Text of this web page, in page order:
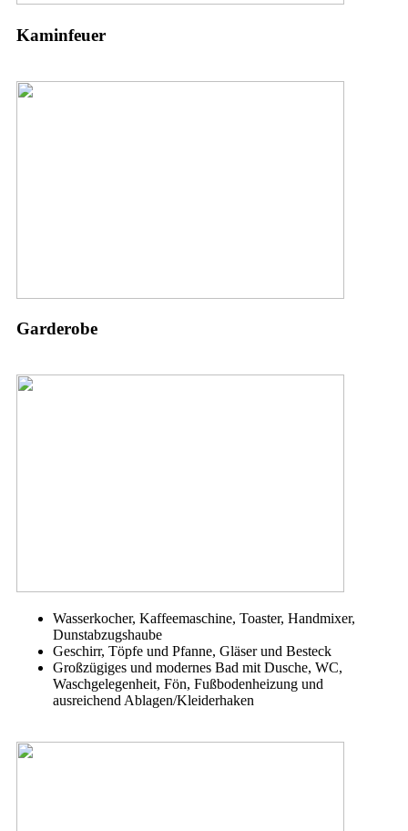
Kaminfeuer
Garderobe
Wasserkocher, Kaffeemaschine, Toaster, Handmixer,
Dunstabzugshaube
Geschirr, Töpfe und Pfanne, Gläser und Besteck
Großzügiges und modernes Bad mit Dusche, WC,
Waschgelegenheit, Fön, Fußbodenheizung und
ausreichend Ablagen/Kleiderhaken